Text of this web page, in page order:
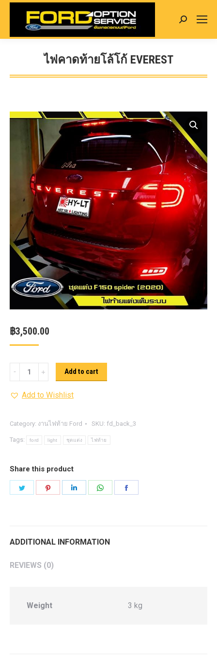
Search:
ไฟคาดท้ายโล้โก้ EVEREST
You are here:
฿3,500.00
คาด
ท้าย
โก้
everest
Add to cart
Add to Wishlist
Category: งานไฟท้าย Ford SKU: fd_back_3
Tags: ford light ชุดแต่ง ไฟท้าย
Share this product
ADDITIONAL INFORMATION
REVIEWS (0)
Weight 3 kg